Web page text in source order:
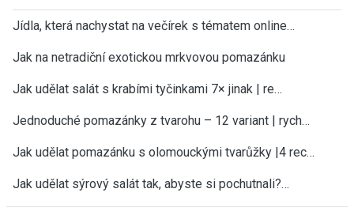
Jídla, která nachystat na večírek s tématem online…
Jak na netradiční exotickou mrkvovou pomazánku
Jak udělat salát s krabími tyčinkami 7× jinak | re…
Jednoduché pomazánky z tvarohu – 12 variant | rych…
Jak udělat pomazánku s olomouckými tvarůžky |4 rec…
Jak udělat sýrový salát tak, abyste si pochutnali?…